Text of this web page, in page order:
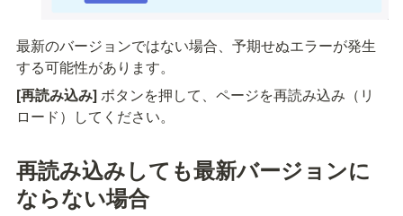
最新のバージョンではない場合、予期せぬエラーが発生
する可能性があります。
[再読み込み] ボタンを押して、ページを再読み込み（リ
ロード）してください。
再読み込みしても最新バージョンに
ならない場合